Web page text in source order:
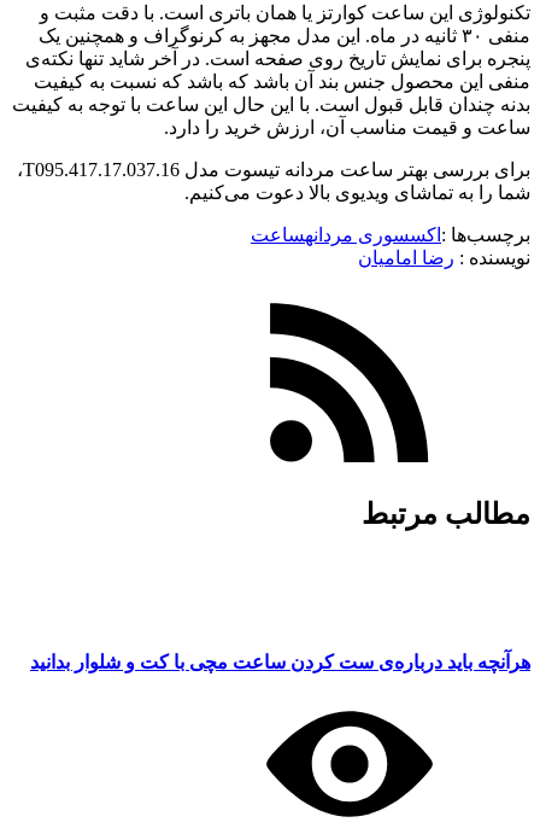
تکنولوژی این ساعت کوارتز یا همان باتری است. با دقت مثبت و
منفی ۳۰ ثانیه در ماه. این مدل مجهز به کرنوگراف و همچنین یک
پنجره برای نمایش تاریخ روی صفحه است. در آخر شاید تنها نکته‌ی
منفی این محصول جنس بند آن باشد که باشد که نسبت به کیفیت
بدنه چندان قابل قبول است. با این حال این ساعت با توجه به کیفیت
ساعت و قیمت مناسب آن، ارزش خرید را دارد.
برای بررسی بهتر ساعت مردانه تیسوت مدل T095.417.17.037.16،
شما را به تماشای ویدیوی بالا دعوت می‌کنیم.
برچسب‌ها : اکسسوری مردانهساعت
نویسنده :‌ رضا امامیان
مطالب مرتبط
هرآنچه باید درباره‌ی ست کردن ساعت مچی با کت و شلوار بدانید